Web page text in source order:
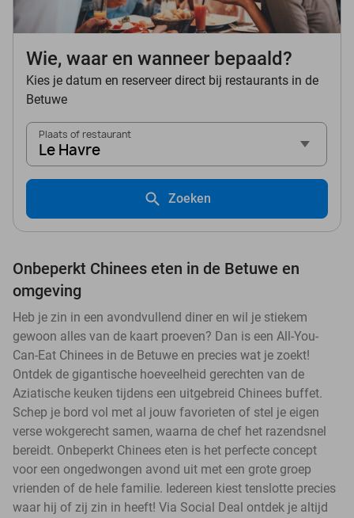
Wie, waar en wanneer bepaald?
Kies je datum en reserveer direct bij restaurants in de
Betuwe
Plaats of restaurant
Le Havre
Zoeken
Onbeperkt Chinees eten in de Betuwe en
omgeving
Heb je zin in een avondvullend diner en wil je stiekem
gewoon alles van de kaart proeven? Dan is een All-You-
Can-Eat Chinees in de Betuwe en precies wat je zoekt!
Ontdek de gigantische hoeveelheid gerechten van de
Aziatische keuken tijdens een uitgebreid Chinees buffet.
Schep je bord vol met al jouw favorieten of stel je eigen
verse wokgerecht samen, waarna de chef het razendsnel
bereidt. Onbeperkt Chinees eten is het perfecte concept
voor een ongedwongen avond uit met een grote groep
vrienden of de hele familie. Iedereen kiest tenslotte precies
waar hij of zij zin in heeft! Via Social Deal ontdek je altijd